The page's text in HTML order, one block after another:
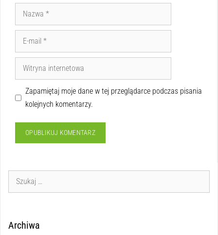
Zapamiętaj moje dane w tej przeglądarce podczas pisania
kolejnych komentarzy.
Archiwa